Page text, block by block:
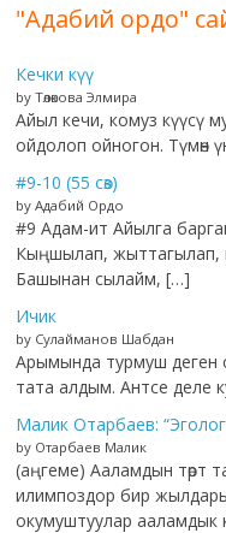
"Адабий ордо"
Кечки күү
by Төлөкова Элмира
Айыл кечи, комуз күүсү
ойдолоп ойногон. Түмөн
#9-10 (55 сөз)
by Адабий Ордо
#9 Адам-ит Айылга
Кыңшылап, жыттагылап,
Башынан сылайм, […]
Ичик
by Сулайманов Шабдан
Арымында турмуш деген
тата алдым. Антсе деле
Малик Отарбаев:
by Отарбаев Малик
(аңгеме) Ааламдын төрт
илимпоздор бир
окумуштуулар ааламдык